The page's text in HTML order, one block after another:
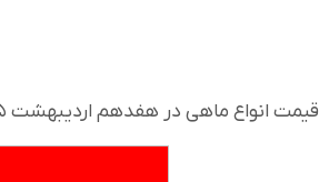
قیمت انواع ماهی در هفدهم اردیبهشت ۱۴۰۵ به شرح زیر است: